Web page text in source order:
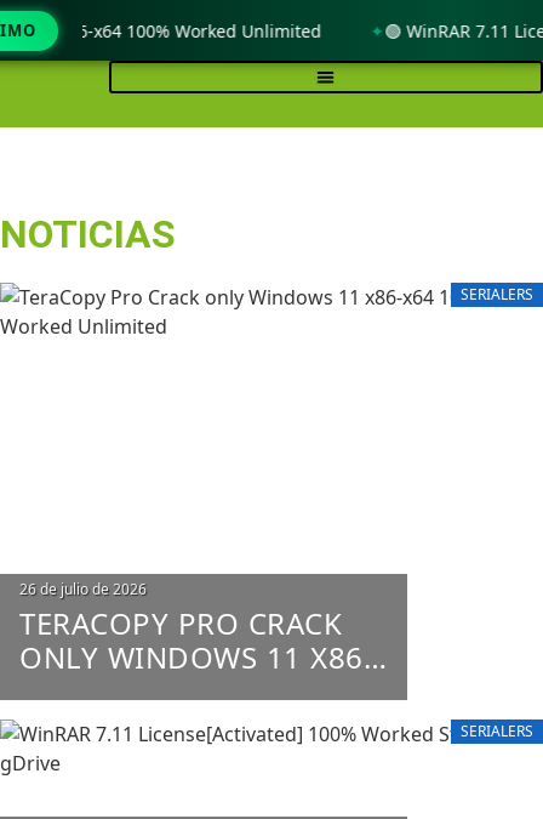
NOTICIAS
SERIALERS
26 de julio de 2026
TERACOPY PRO CRACK
ONLY WINDOWS 11 X86-
X64 100% WORKED
UNLIMITED
SERIALERS
x64 100% Worked Unlimited 🟢 WinRAR 7.11